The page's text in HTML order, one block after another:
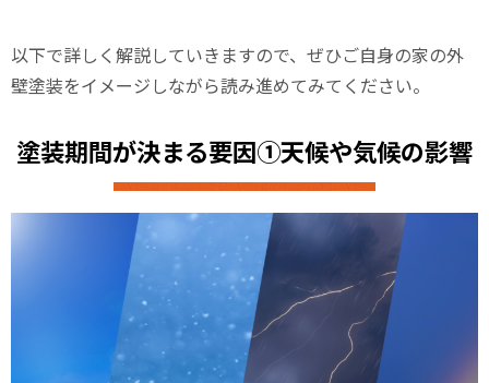
以下で詳しく解説していきますので、ぜひご自身の家の外
壁塗装をイメージしながら読み進めてみてください。
塗装期間が決まる要因①天候や気候の影響